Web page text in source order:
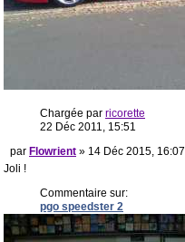
Chargée par ricorette
22 Déc 2011, 15:51
par Flowrient » 14 Déc 2015, 16:07
Joli !
Commentaire sur:
pgo speedster 2